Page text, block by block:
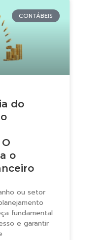
CONTÁBEIS
do
o
ou setor
fundamental
e garantir